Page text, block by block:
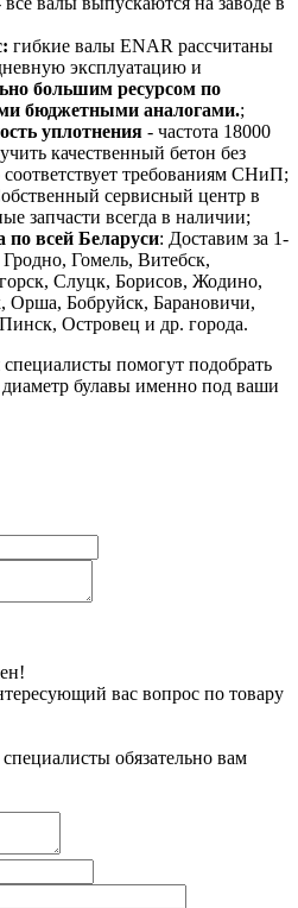
гибкие валы ENAR рассчитаны
эксплуатацию и
большим ресурсом по
бюджетными аналогами.;
уплотнения - частота 18000
качественный бетон без
соответствует требованиям СНиП;
сервисный центр в
запчасти всегда в наличии;
по всей Беларуси: Доставим за 1-
Гомель, Витебск,
Слуцк, Борисов, Жодино,
Бобруйск, Барановичи,
Островец и др. города.
помогут подобрать
булавы именно под ваши
вас вопрос по товару
обязательно вам